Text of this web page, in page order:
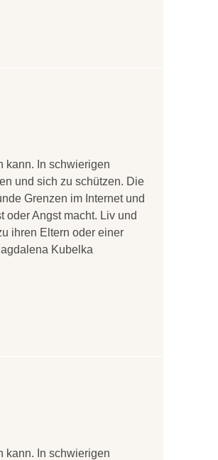
kann. In schwierigen
und sich zu schützen. Die
Grenzen im Internet und
oder Angst macht. Liv und
ihren Eltern oder einer
Kubelka
kann. In schwierigen